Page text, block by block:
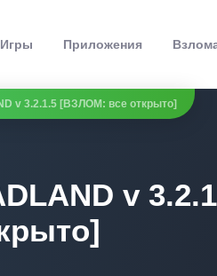
Игры Приложения
v 3.2.1.5 [ВЗЛОМ: все открыто]
v